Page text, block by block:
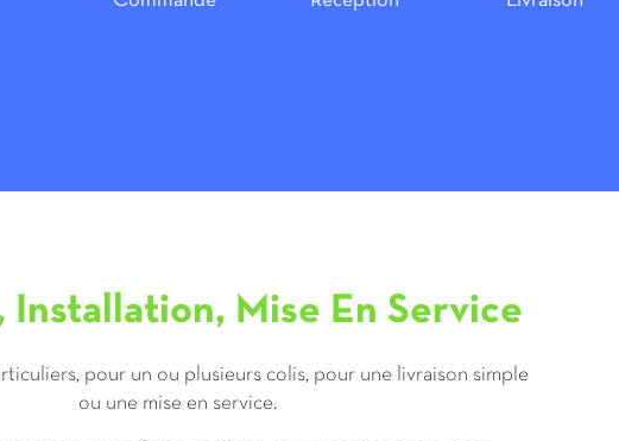
Installation, Mise En Service
pour un ou plusieurs colis, pour une livraison simple
ou une mise en service.